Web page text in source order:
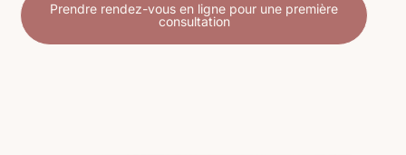
Prendre rendez-vous en ligne pour une première
consultation